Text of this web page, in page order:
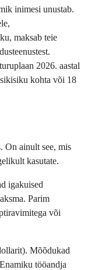
inimesi unustab.
maksab teie
2026. aastal
kohta või 18
On ainult see, mis
kasutate.
igakuised
Parim
või
Mõõdukad
tööandja